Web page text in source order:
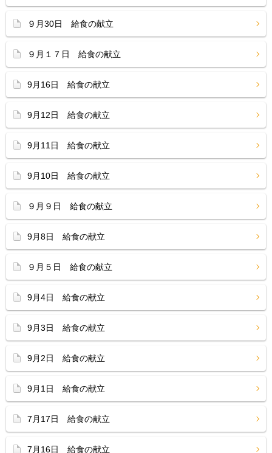
９月30日 給食の献立
９月１７日 給食の献立
9月16日 給食の献立
9月12日 給食の献立
9月11日 給食の献立
9月10日 給食の献立
９月９日 給食の献立
9月8日 給食の献立
９月５日 給食の献立
9月4日 給食の献立
9月3日 給食の献立
9月2日 給食の献立
9月1日 給食の献立
7月17日 給食の献立
7月16日 給食の献立